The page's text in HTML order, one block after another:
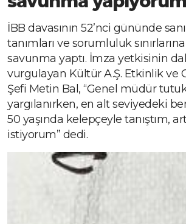
İBB davasının 52’nci gününde
tanımları ve sorumluluk
savunma yaptı. İmza yetkisinin
vurgulayan Kültür A.Ş. Etkinlik ve
Şefi Metin Bal, “Genel müdür
yargılanırken, en alt seviyedeki
50 yaşında kelepçeyle tanıştım,
istiyorum” dedi.